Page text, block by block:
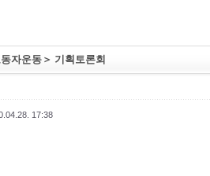
자운동＞ 기획토론회
17:38